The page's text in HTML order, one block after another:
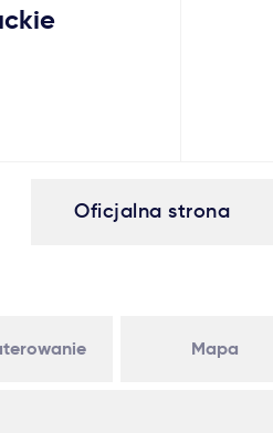
Oficjalna strona
Mapa